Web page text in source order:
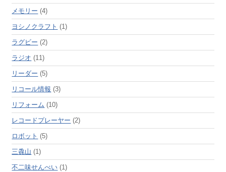
メモリー (4)
ヨシノクラフト (1)
ラグビー (2)
ラジオ (11)
リーダー (5)
リコール情報 (3)
リフォーム (10)
レコードプレーヤー (2)
ロボット (5)
三毳山 (1)
不二味せんべい (1)